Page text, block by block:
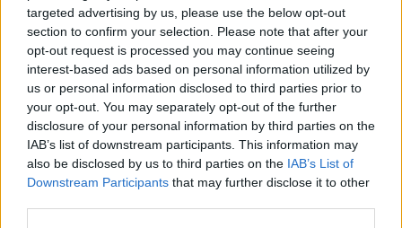
targeted advertising by us, please use the below opt-out
section to confirm your selection. Please note that after your
opt-out request is processed you may continue seeing
interest-based ads based on personal information utilized by
us or personal information disclosed to third parties prior to
your opt-out. You may separately opt-out of the further
disclosure of your personal information by third parties on the
IAB’s list of downstream participants. This information may
also be disclosed by us to third parties on the IAB’s List of
Downstream Participants that may further disclose it to other